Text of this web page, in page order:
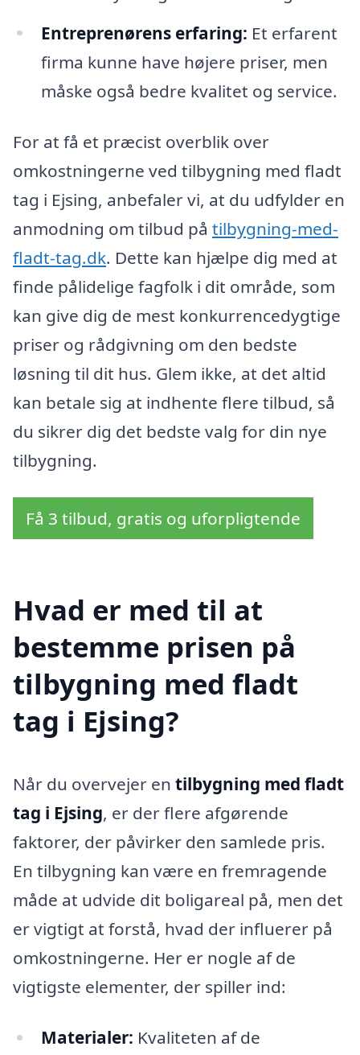
Entreprenørens erfaring: Et erfarent
firma kunne have højere priser, men
måske også bedre kvalitet og service.
For at få et præcist overblik over
omkostningerne ved tilbygning med fladt
tag i Ejsing, anbefaler vi, at du udfylder en
anmodning om tilbud på tilbygning-med-
fladt-tag.dk. Dette kan hjælpe dig med at
finde pålidelige fagfolk i dit område, som
kan give dig de mest konkurrencedygtige
priser og rådgivning om den bedste
løsning til dit hus. Glem ikke, at det altid
kan betale sig at indhente flere tilbud, så
du sikrer dig det bedste valg for din nye
tilbygning.
Få 3 tilbud, gratis og uforpligtende
Hvad er med til at
bestemme prisen på
tilbygning med fladt
tag i Ejsing?
Når du overvejer en tilbygning med fladt
tag i Ejsing, er der flere afgørende
faktorer, der påvirker den samlede pris.
En tilbygning kan være en fremragende
måde at udvide dit boligareal på, men det
er vigtigt at forstå, hvad der influerer på
omkostningerne. Her er nogle af de
vigtigste elementer, der spiller ind:
Materialer: Kvaliteten af de